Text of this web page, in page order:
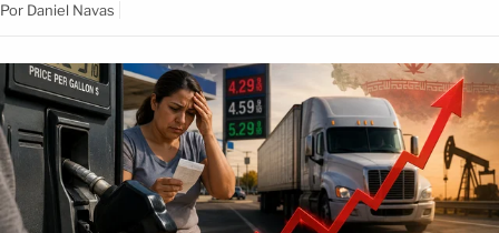
Por Daniel Navas